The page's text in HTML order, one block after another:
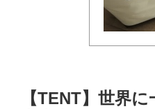
【TENT】世界